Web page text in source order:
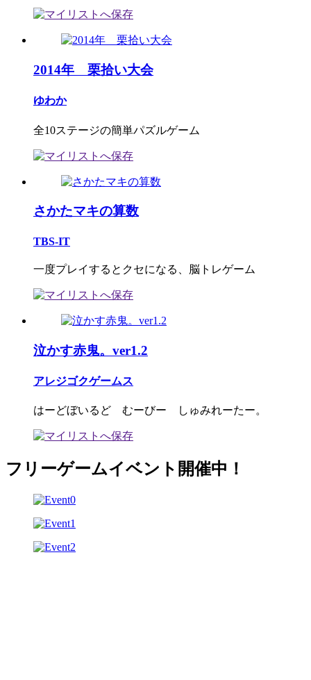
2014年 栗拾い大会
ゆわか
全10ステージの簡単パズルゲーム
さかたマキの算数
TBS-IT
一度プレイするとクセになる、脳トレゲーム
泣かす赤鬼。ver1.2
アレジゴクゲームス
はーどぼいるど むーびー しゅみれーたー。
フリーゲームイベント開催中！